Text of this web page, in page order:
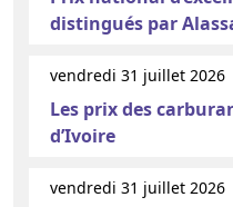
distingués par
vendredi 31 juillet 2026
Les prix des
d’Ivoire
vendredi 31 juillet 2026